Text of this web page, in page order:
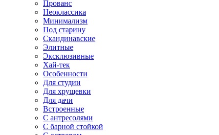
Прованс
Неоклассика
Минимализм
Под старину
Скандинавские
Элитные
Эксклюзивные
Хай-тек
Особенности
Для студии
Для хрущевки
Для дачи
Встроенные
С антресолями
С барной стойкой